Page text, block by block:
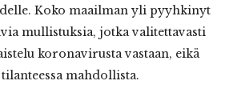
Koko maailman yli pyyhkinyt
mullistuksia, jotka valitettavasti
koronavirusta vastaan, eikä
mahdollista.